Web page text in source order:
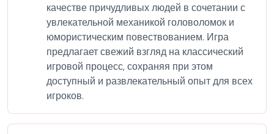
качестве причудливых людей в сочетании с
увлекательной механикой головоломок и
юмористическим повествованием. Игра
предлагает свежий взгляд на классический
игровой процесс, сохраняя при этом
доступный и развлекательный опыт для всех
игроков.